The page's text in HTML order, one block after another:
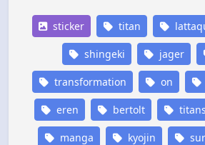
sticker titan
shingeki jager
transformation on
eren bertolt titans
manga kyojin